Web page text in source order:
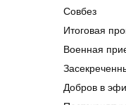
Совбез
Итоговая
Военная
Добров в